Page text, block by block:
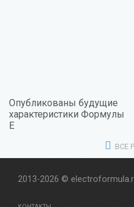
Опубликованы будущие
характеристики Формулы
Е
ВСЕ
2013-2026 ©